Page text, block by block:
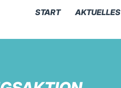
START AKTUELLES